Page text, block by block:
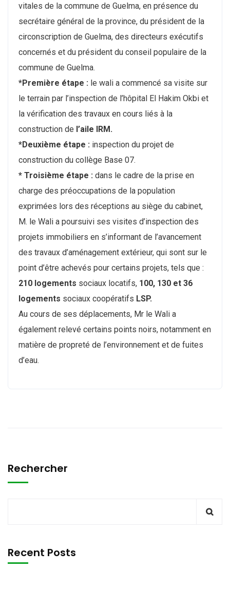
vitales de la commune de Guelma, en présence du
secrétaire général de la province, du président de la
circonscription de Guelma, des directeurs exécutifs
concernés et du président du conseil populaire de la
commune de Guelma.
*Première étape : le wali a commencé sa visite sur
le terrain par l’inspection de l’hôpital El Hakim Okbi et
la vérification des travaux en cours liés à la
construction de l’aile IRM.
*Deuxième étape : inspection du projet de
construction du collège Base 07.
* Troisième étape : dans le cadre de la prise en
charge des préoccupations de la population
exprimées lors des réceptions au siège du cabinet,
M. le Wali a poursuivi ses visites d’inspection des
projets immobiliers en s’informant de l’avancement
des travaux d’aménagement extérieur, qui sont sur le
point d’être achevés pour certains projets, tels que :
210 logements sociaux locatifs, 100, 130 et 36
logements sociaux coopératifs LSP.
Au cours de ses déplacements, Mr le Wali a
également relevé certains points noirs, notamment en
matière de propreté de l’environnement et de fuites
d’eau.
Rechercher
Recent Posts